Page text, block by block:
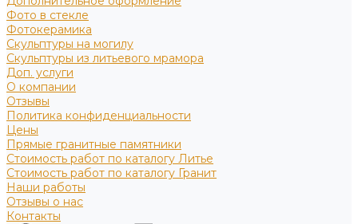
Фото в стекле
Фотокерамика
Скульптуры на могилу
Скульптуры из литьевого мрамора
Доп. услуги
О компании
Отзывы
Политика конфиденциальности
Цены
Прямые гранитные памятники
Стоимость работ по каталогу Литье
Стоимость работ по каталогу Гранит
Наши работы
Отзывы о нас
Контакты